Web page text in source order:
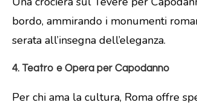
bordo, ammirando i monumenti
serata all’insegna dell’eleganza.
4. Teatro e Opera per Capodanno
Per chi ama la cultura, Roma offre